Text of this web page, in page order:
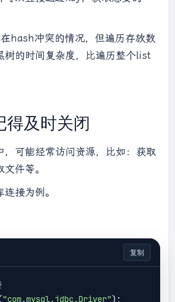
hash冲突的情况，但遍历存放数
树的时间复杂度，比遍历整个list
得及时关闭
，可能经常访问资源，比如：获取
件等。
接为例。
复制
"com.mysql.jdbc.Driver"